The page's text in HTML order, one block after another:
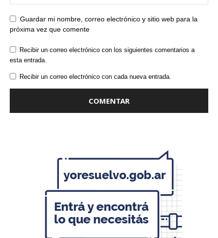
Guardar mi nombre, correo electrónico y sitio web para la
próxima vez que comente
Recibir un correo electrónico con los siguientes comentarios a
esta entrada.
Recibir un correo electrónico con cada nueva entrada.